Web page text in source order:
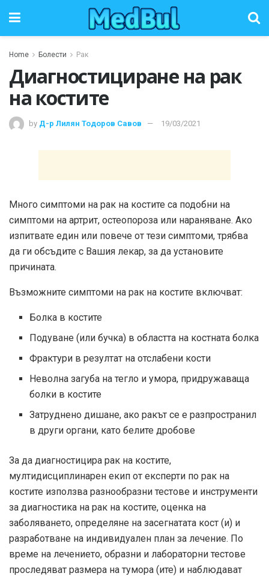
Home Болести Рак
Диагностициране на рак
на костите
by Д-р Лилян Тодоров Савов 19/03/2021
Много симптоми на рак на костите са подобни на
симптоми на артрит, остеопороза или нараняване. Ако
изпитвате един или повече от тези симптоми, трябва
да ги обсъдите с Вашия лекар, за да установите
причината.
Възможните симптоми на рак на костите включват:
Болка в костите
Подуване (или бучка) в областта на костната болка
Фрактури в резултат на отслабени кости
Неволна загуба на тегло и умора, придружаваща
болки в костите
Затруднено дишане, ако ракът се е разпространил
в други органи, като белите дробове
За да диагностицира рак на костите,
мултидисциплинарен екип от експерти по рак на
костите използва разнообразни тестове и инструменти
за диагностика на рак на костите, оценка на
заболяването, определяне на засегнатата кост (и) и
разработване на индивидуален план за лечение. По
време на лечението, образни и лабораторни тестове
проследяват размера на тумора (ите) и наблюдават